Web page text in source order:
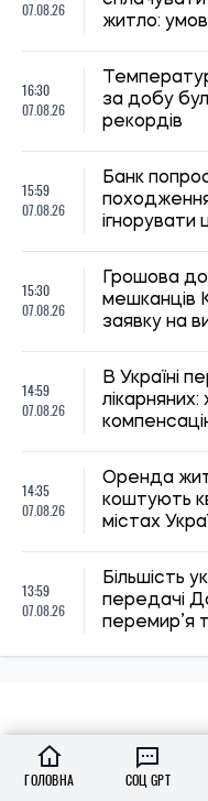
14:35
Оренда
коштують
містах
13:59
Більшість
передачі
перемир’я
ПОЛІТИКА
Економіка
ГОЛОВНА СОЦ GPT